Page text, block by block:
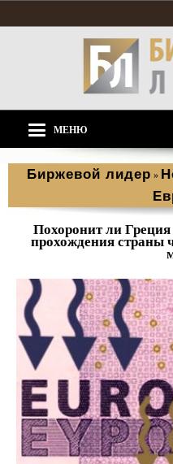
МЕНЮ
Биржевой лидер »
Похоронит ли
прохождения страны